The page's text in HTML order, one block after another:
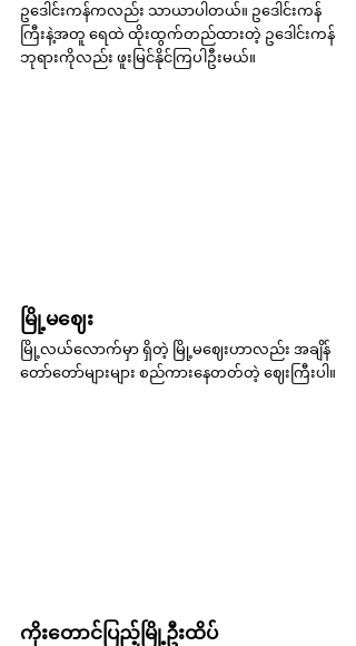
ဥဒေါင်းကန်ကလည်း သာယာပါတယ်။ ဥဒေါင်းကန်
ကြီးနဲ့အတူ ရေထဲ ထိုးထွက်တည်ထားတဲ့ ဥဒေါင်းကန်
ဘုရားကိုလည်း ဖူးမြင်နိုင်ကြပါဦးမယ်။
မြို့မဈေး
မြို့လယ်လောက်မှာ ရှိတဲ့ မြို့မဈေးဟာလည်း အချိန်
တော်တော်များများ စည်ကားနေတတ်တဲ့ ဈေးကြီးပါ။
ကိုးတောင်ပြည့်မြို့ဦးထိပ်